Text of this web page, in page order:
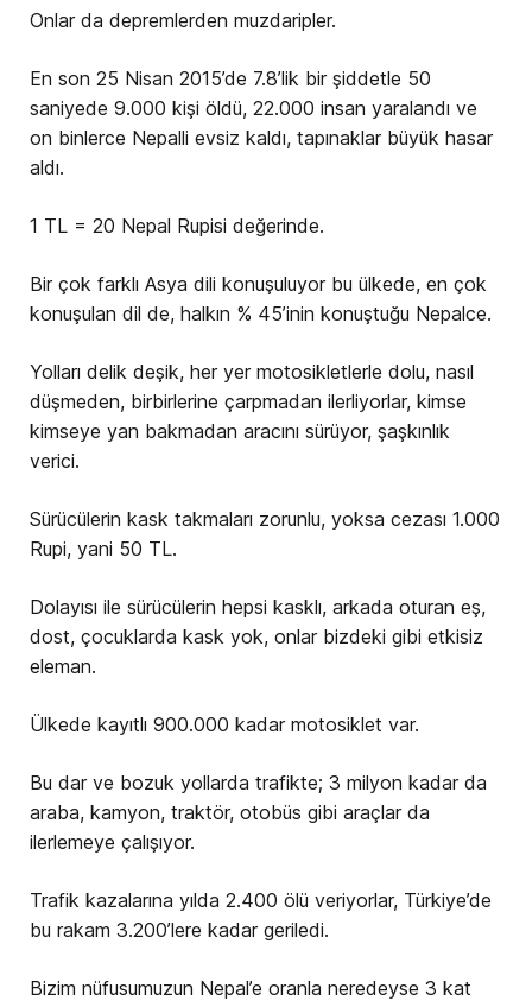
Onlar da depremlerden muzdaripler.
En son 25 Nisan 2015’de 7.8’lik bir şiddetle 50
saniyede 9.000 kişi öldü, 22.000 insan yaralandı ve
on binlerce Nepalli evsiz kaldı, tapınaklar büyük hasar
aldı.
1 TL = 20 Nepal Rupisi değerinde.
Bir çok farklı Asya dili konuşuluyor bu ülkede, en çok
konuşulan dil de, halkın % 45’inin konuştuğu Nepalce.
Yolları delik deşik, her yer motosikletlerle dolu, nasıl
düşmeden, birbirlerine çarpmadan ilerliyorlar, kimse
kimseye yan bakmadan aracını sürüyor, şaşkınlık
verici.
Sürücülerin kask takmaları zorunlu, yoksa cezası 1.000
Rupi, yani 50 TL.
Dolayısı ile sürücülerin hepsi kasklı, arkada oturan eş,
dost, çocuklarda kask yok, onlar bizdeki gibi etkisiz
eleman.
Ülkede kayıtlı 900.000 kadar motosiklet var.
Bu dar ve bozuk yollarda trafikte; 3 milyon kadar da
araba, kamyon, traktör, otobüs gibi araçlar da
ilerlemeye çalışıyor.
Trafik kazalarına yılda 2.400 ölü veriyorlar, Türkiye’de
bu rakam 3.200’lere kadar geriledi.
Bizim nüfusumuzun Nepal’e oranla neredeyse 3 kat